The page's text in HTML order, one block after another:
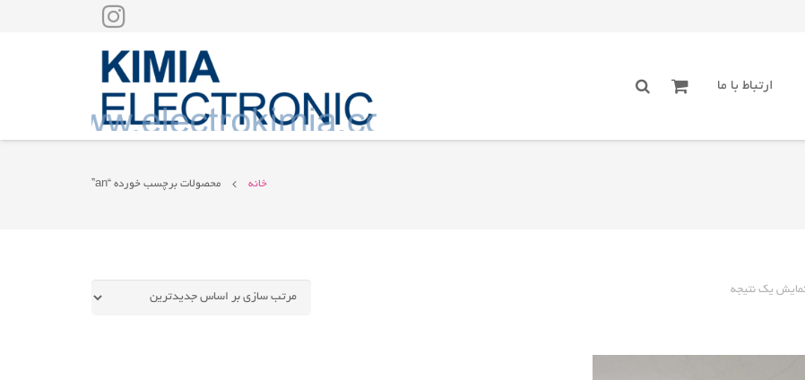
ارتباط با ما
خانه محصولات برچسب خورده “an”
یک نتیجه